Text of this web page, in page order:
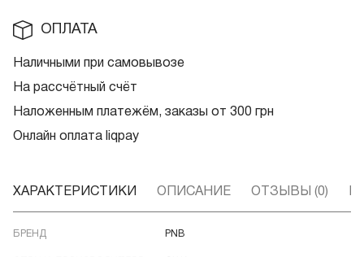
ОПЛАТА
Наличными при самовывозе
На рассчётный счёт
Наложенным платежём, заказы от 300 грн
Онлайн оплата liqpay
ХАРАКТЕРИСТИКИ ОПИСАНИЕ ОТЗЫВЫ (0)
БРЕНД PNB